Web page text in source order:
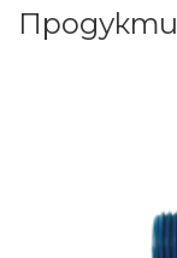
Продукти